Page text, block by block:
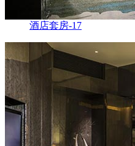
酒店套房-17